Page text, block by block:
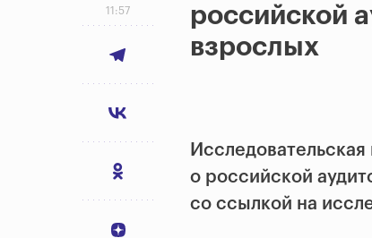
11:57
российской
взрослых
о российской
со ссылкой на